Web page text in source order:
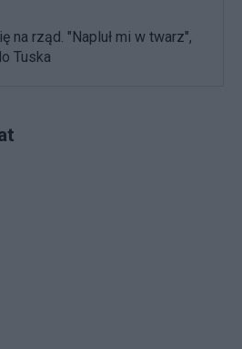
na rząd. "Napluł mi w twarz",
Tuska